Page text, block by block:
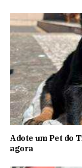
Adote um Pet do
agora